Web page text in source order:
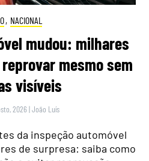
, NACIONAL
mudou: milhares
mesmo sem
visíveis
2026 |João Luís
da inspeção automóvel
de surpresa: saiba como